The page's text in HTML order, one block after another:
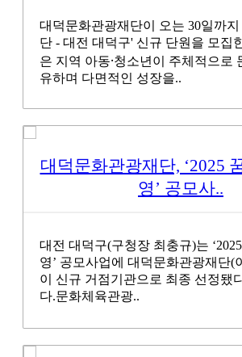
대덕문화관광재단이 오는 30일까지
단 - 대전 대덕구' 신규 단원을 모집
은 지역 아동⸱청소년이 주체적으로
유하며 다면적인 성장을..
대덕문화관광재단, ‘2025
영’ 공모사..
대전 대덕구(구청장 최충규)는
영’ 공모사업에 대덕문화관광재단(
이 신규 거점기관으로 최종 선정됐
다.문화체육관광..